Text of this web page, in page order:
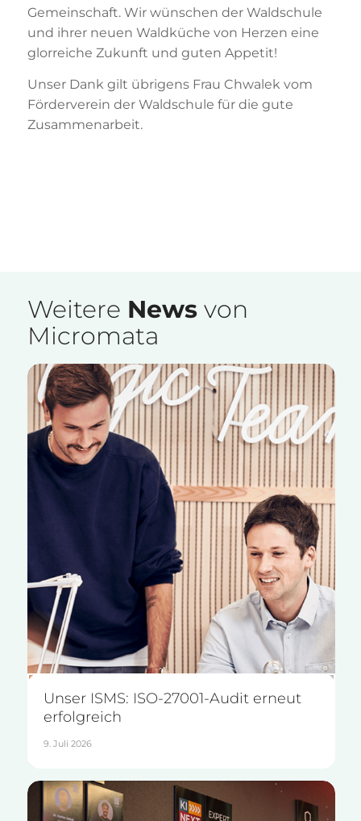
Gemeinschaft. Wir wünschen der Waldschule
und ihrer neuen Waldküche von Herzen eine
glorreiche Zukunft und guten Appetit!
Unser Dank gilt übrigens Frau Chwalek vom
Förderverein der Waldschule für die gute
Zusammenarbeit.
Weitere Newsvon
Micromata
Unser ISMS: ISO-27001-Audit erneut
erfolgreich
9. Juli 2026